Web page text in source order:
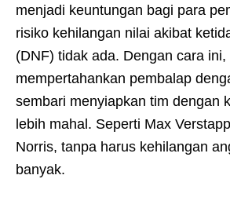
menjadi keuntungan bagi para
risiko kehilangan nilai akibat
(DNF) tidak ada. Dengan cara
mempertahankan pembalap
sembari menyiapkan tim dengan
lebih mahal. Seperti Max
Norris, tanpa harus kehilangan
banyak.